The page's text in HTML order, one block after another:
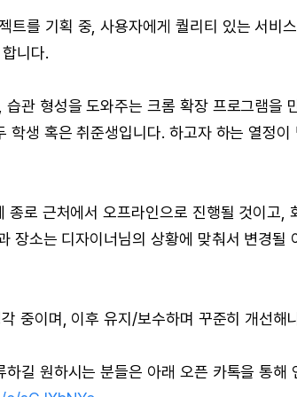
트를 기획 중, 사용자에게 퀄리티 있는 서비
니다.
습관 형성을 도와주는 크롬 확장 프로그램을
학생 혹은 취준생입니다. 하고자 하는 열정
종로 근처에서 오프라인으로 진행될 것이고,
장소는 디자이너님의 상황에 맞춰서 변경될
중이며, 이후 유지/보수하며 꾸준히 개선해
길 원하시는 분들은 아래 오픈 카톡을 통해